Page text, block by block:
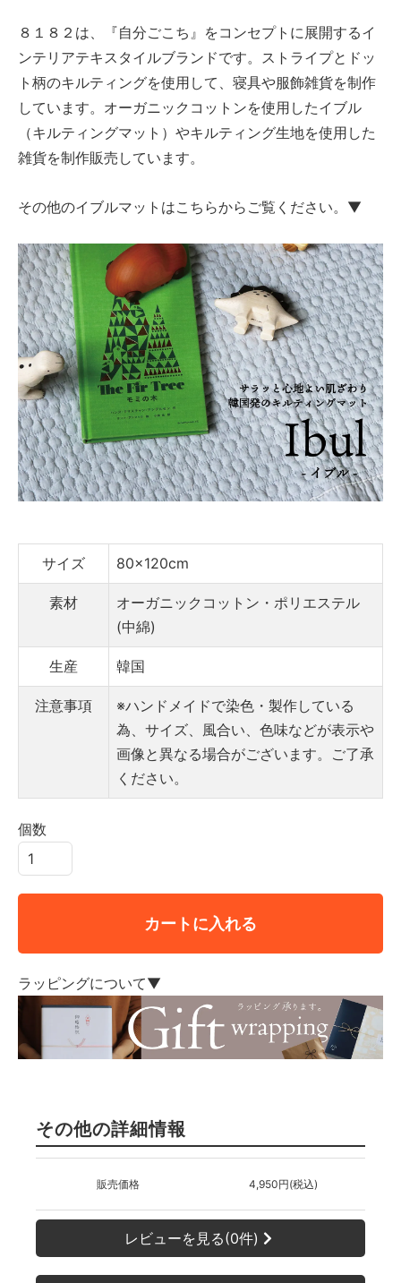
８１８２は、『自分ごこち』をコンセプトに展開するイ
ンテリアテキスタイルブランドです。ストライプとドッ
ト柄のキルティングを使用して、寝具や服飾雑貨を制作
しています。オーガニックコットンを使用したイブル
（キルティングマット）やキルティング生地を使用した
雑貨を制作販売しています。
その他のイブルマットはこちらからご覧ください。▼
サイズ 80x120cm
素材
オーガニックコットン・ポリエステル
(中綿)
生産 韓国
注意事項
※ハンドメイドで染色・製作している
為、サイズ、風合い、色味などが表示や
画像と異なる場合がございます。ご了承
ください。
個数
カートに入れる
ラッピングについて▼
その他の詳細情報
販売価格 4,950円(税込)
レビューを見る(0件)